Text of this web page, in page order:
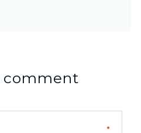
comment